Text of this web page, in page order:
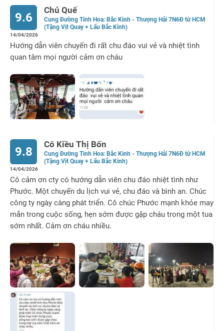
Chú Quế
Cung Đường Tinh Hoa: Bắc Kinh - Thượng Hải 7N6Đ từ HCM
(Tặng Vịt Quay + Lẩu Bắc Kinh)
9.6
14/04/2026
Hướng dẫn viên chuyến đi rất chu đáo vui vẻ và nhiệt tình
quan tâm mọi người cảm ơn cháu
Cô Kiều Thị Bốn
Cung Đường Tinh Hoa: Bắc Kinh - Thượng Hải 7N6Đ từ HCM
(Tặng Vịt Quay + Lẩu Bắc Kinh)
9.8
14/04/2026
Cô cảm ơn cty có hướng dẫn viên chu đáo nhiệt tình như
Phước. Một chuyến du lịch vui vẻ, chu đáo và bình an. Chúc
công ty ngày càng phát triển. Cô chúc Phước mạnh khỏe may
mắn trong cuộc sống, hẹn sớm được gặp cháu trong một tua
sớm nhất. Cảm ơn cháu nhiều.